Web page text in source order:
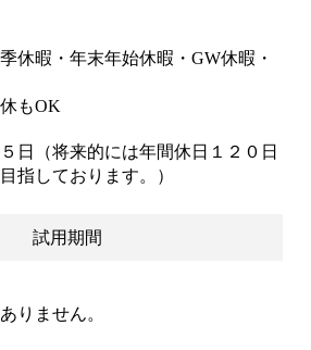
休暇・年末年始休暇・GW休暇・
もOK
日（将来的には年間休日１２０日
指しております。）
試用期間
りません。